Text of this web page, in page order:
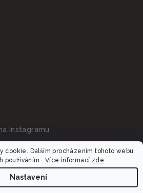
cookie. Dalším procházením tohoto webu
používáním.. Více informací zde.
Nastavení
Instagramu